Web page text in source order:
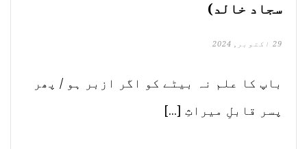
سجاد خالد)
29 اکتوبر, 2024
باپ کا علم نہ بیٹے کو اگر ازبر ہو / پھر
پسر قابلِ میراثِ [...]